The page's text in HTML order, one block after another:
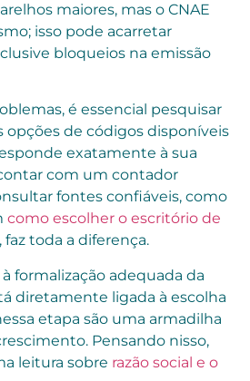
maiores, mas o CNAE
isso pode acarretar
bloqueios na emissão
é essencial pesquisar
de códigos disponíveis
exatamente à sua
com um contador
fontes confiáveis, como
como escolher o escritório de
, faz toda a diferença.
formalização adequada da
diretamente ligada à escolha
etapa são uma armadilha
Pensando nisso,
leitura sobre razão social e o